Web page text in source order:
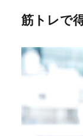
筋トレで